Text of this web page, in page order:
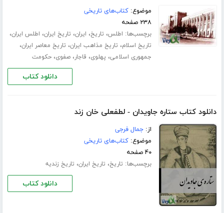
موضوع:کتاب‌های تاریخی
۲۳۸ صفحه
برچسب‌ها: اطلس، تاریخ، ایران، تاریخ ایران، اطلس ایران،
تاریخ اسلام، تاریخ مذاهب ایران، تاریخ معاصر ایران،
جمهوری اسلامی، پهلوی، قاجار،صفوی،حکومت
دانلود کتاب
دانلود کتاب ستاره جاویدان - لطفعلی خان زند
از:جمال فرجی
موضوع:کتاب‌های تاریخی
۴۰ صفحه
برچسب‌ها: تاریخ، تاریخ ایران، تاریخ زندیه
دانلود کتاب